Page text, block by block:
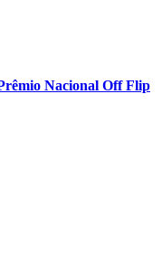
Nacional Off Flip